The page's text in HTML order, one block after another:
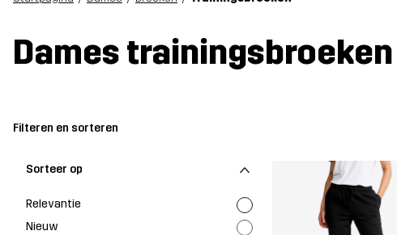
Dames trainingsbroeken
Filteren en sorteren
Sorteer op
Relevantie
Nieuw